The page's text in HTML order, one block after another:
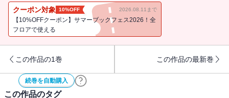
クーポン対象 10%OFF 2026.08.11まで
【10%OFFクーポン】サマーブックフェス2026！全
フロアで使える
この作品の1巻 この作品の最新巻
続巻を自動購入
この作品のタグ